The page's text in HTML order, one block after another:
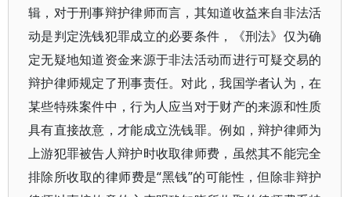
辑，对于刑事辩护律师而言，其知道收益来自非法活
动是判定洗钱犯罪成立的必要条件，《刑法》仅为确
定无疑地知道资金来源于非法活动而进行可疑交易的
辩护律师规定了刑事责任。对此，我国学者认为，在
某些特殊案件中，行为人应当对于财产的来源和性质
具有直接故意，才能成立洗钱罪。例如，辩护律师为
上游犯罪被告人辩护时收取律师费，虽然其不能完全
排除所收取的律师费是“黑钱”的可能性，但除非辩护